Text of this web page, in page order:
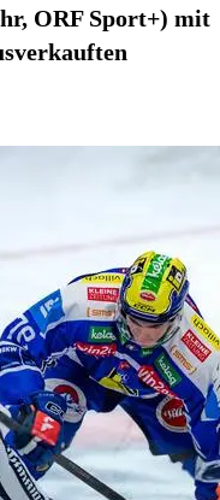
ORF Sport+) mit